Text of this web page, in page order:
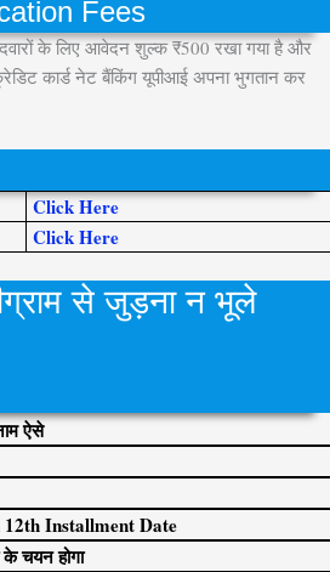
Fees
के लिए आवेदन शुल्क ₹500 रखा गया है और
कार्ड नेट बैंकिंग यूपीआई अपना भुगतान कर
Click Here
Click Here
से जुड़ना न भूले
ऐसे
Installment Date
चयन होगा